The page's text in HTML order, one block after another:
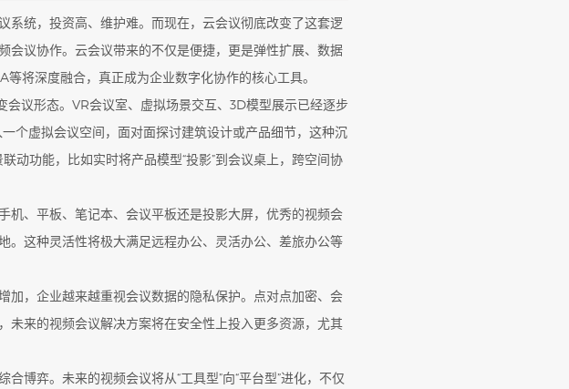
统，投资高、维护难。而现在，云会议彻底改变了这套逻
会议协作。云会议带来的不仅是便捷，更是弹性扩展、数据
将深度融合，真正成为企业数字化协作的核心工具。
议形态。VR会议室、虚拟场景交互、3D模型展示已经逐步
个虚拟会议空间，面对面探讨建筑设计或产品细节，这种沉
动功能，比如实时将产品模型“投影”到会议桌上，跨空间协
机、平板、笔记本、会议平板还是投影大屏，优秀的视频会
。这种灵活性将极大满足远程办公、灵活办公、差旅办公等
加，企业越来越重视会议数据的隐私保护。点对点加密、会
未来的视频会议解决方案将在安全性上投入更多资源，尤其
博弈。未来的视频会议将从“工具型”向“平台型”进化，不仅